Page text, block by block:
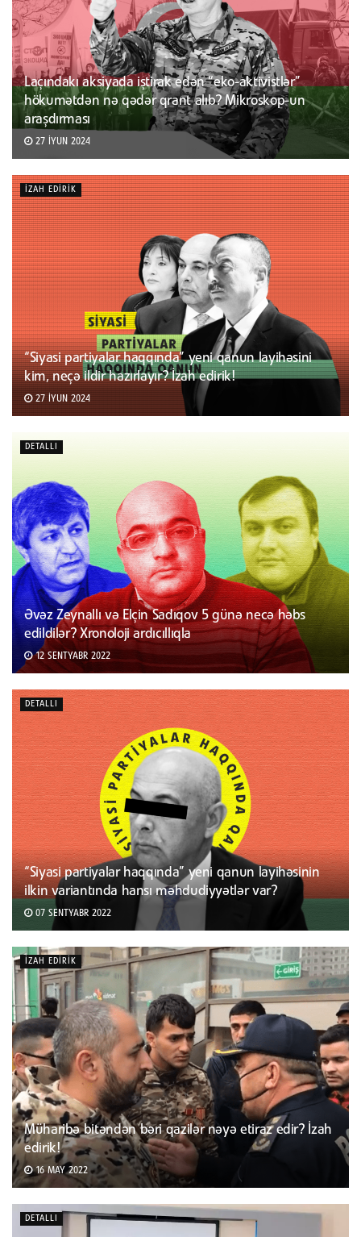
Laçındakı aksiyada iştirak edən “eko-aktivistlər”
hökumətdən nə qədər qrant alıb? Mikroskop-un
araşdırması
27 İYUN 2024
İZAH EDIRIK
“Siyasi partiyalar haqqında” yeni qanun layihəsini
kim, neçə ildir hazırlayır? İzah edirik!
27 İYUN 2024
DETALLI
Əvəz Zeynallı və Elçin Sadıqov 5 günə necə həbs
edildilər? Xronoloji ardıcıllıqla
12 SENTYABR 2022
DETALLI
“Siyasi partiyalar haqqında” yeni qanun layihəsinin
ilkin variantında hansı məhdudiyyətlər var?
07 SENTYABR 2022
İZAH EDIRIK
Müharibə bitəndən bəri qazilər nəyə etiraz edir? İzah
edirik!
16 MAY 2022
DETALLI